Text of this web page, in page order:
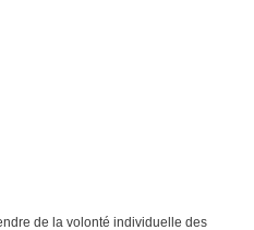
de la volonté individuelle des